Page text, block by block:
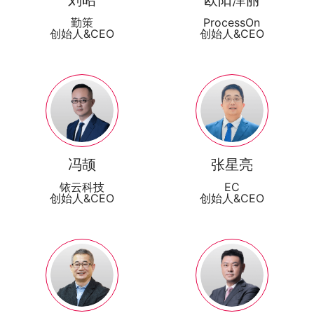
勤策
创始人&CEO
ProcessOn
创始人&CEO
冯颉
铱云科技
创始人&CEO
张星亮
EC
创始人&CEO